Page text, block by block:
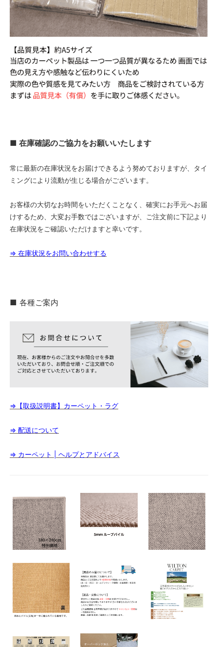
■ 在庫確認のご協力をお願いいたします
常に最新の在庫状況をお届けできるよう努めておりますが、タイ
ミングにより流動が生じる場合がございます。
お客様の大切なお時間をいただくことなく、確実にお手元へお届
けするため、大変お手数ではございますが、ご注文前に下記より
在庫状況をご確認いただけますと幸いです。
⇒ 在庫状況をお問い合わせする
■ 各種ご案内
⇒【取扱説明書】カーペット・ラグ
⇒ 配送について
⇒ カーペット | ヘルプとアドバイス